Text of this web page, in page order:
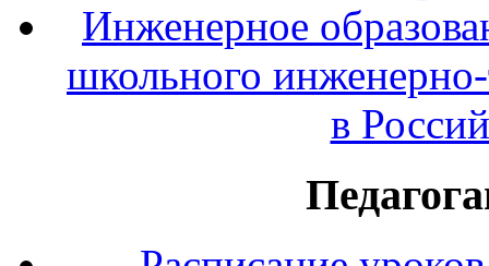
Инженерное
школьного инженерно-
в